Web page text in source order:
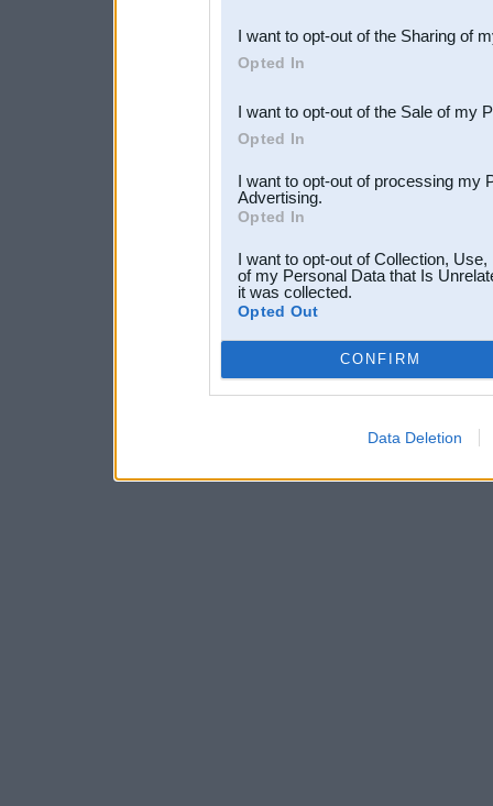
Downstream Participants
third parties.
I want to opt-out of the Sharing of
Opted In
I want to opt-out of the Sale of my
Opted In
I want to opt-out of processing my
Advertising.
Opted In
I want to opt-out of Collection,
of my Personal Data that Is
it was collected.
Opted Out
CONFIRM
Data Deletion